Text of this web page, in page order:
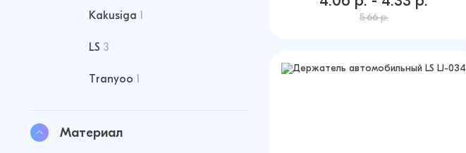
Kakusiga 1
LS 3
Tranyoo 1
Материал
5.66 р.